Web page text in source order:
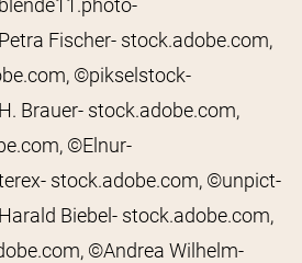
Fischer- stock.adobe.com,
©pikselstock-
Brauer- stock.adobe.com,
©Elnur-
stock.adobe.com, ©unpict-
Biebel- stock.adobe.com,
©Andrea Wilhelm-